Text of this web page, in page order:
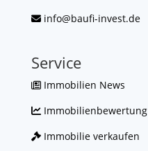
info@baufi-invest.de
Service
Immobilien News
Immobilienbewertung
Immobilie verkaufen